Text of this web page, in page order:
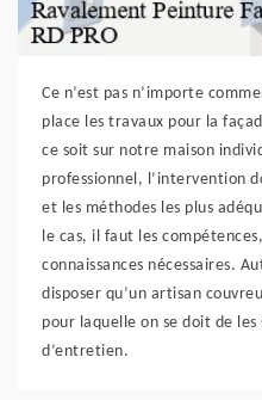
Ce n’est pas n’importe
place les travaux pour la
ce soit sur notre maison
professionnel, l’intervention
et les méthodes les plus
le cas, il faut les
connaissances nécessaires.
disposer qu’un artisan
pour laquelle on se doit de
d’entretien.